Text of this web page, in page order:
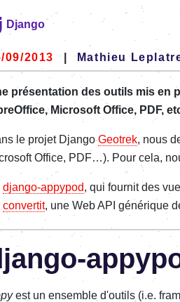
Django
09/2013 Mathieu
présentation des outils mis en
Microsoft Office, PDF,
le projet DjangoGeotrek, nous
Office, PDF…). Pour cela,
django-appypod, qui fournit des
convertit, une Web API générique
est un ensemble d'outils (i.e.